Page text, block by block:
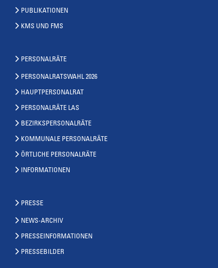
PUBLIKATIONEN
KMS UND FMS
PERSONALRÄTE
PERSONALRATSWAHL 2026
HAUPTPERSONALRAT
PERSONALRÄTE LAS
BEZIRKSPERSONALRÄTE
KOMMUNALE PERSONALRÄTE
ÖRTLICHE PERSONALRÄTE
INFORMATIONEN
PRESSE
NEWS-ARCHIV
PRESSEINFORMATIONEN
PRESSEBILDER